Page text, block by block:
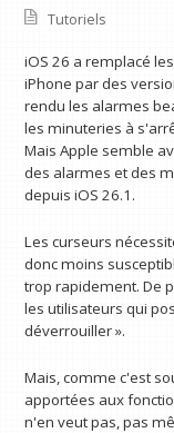
Tutoriels
iOS 26 a remplacé
iPhone par des
rendu les alarmes
les minuteries à
Mais Apple semble
des alarmes et des
depuis iOS 26.1.
Les curseurs
donc moins
trop rapidement. De
les utilisateurs qui
déverrouiller ».
Mais, comme c'est
apportées aux
n'en veut pas, pas